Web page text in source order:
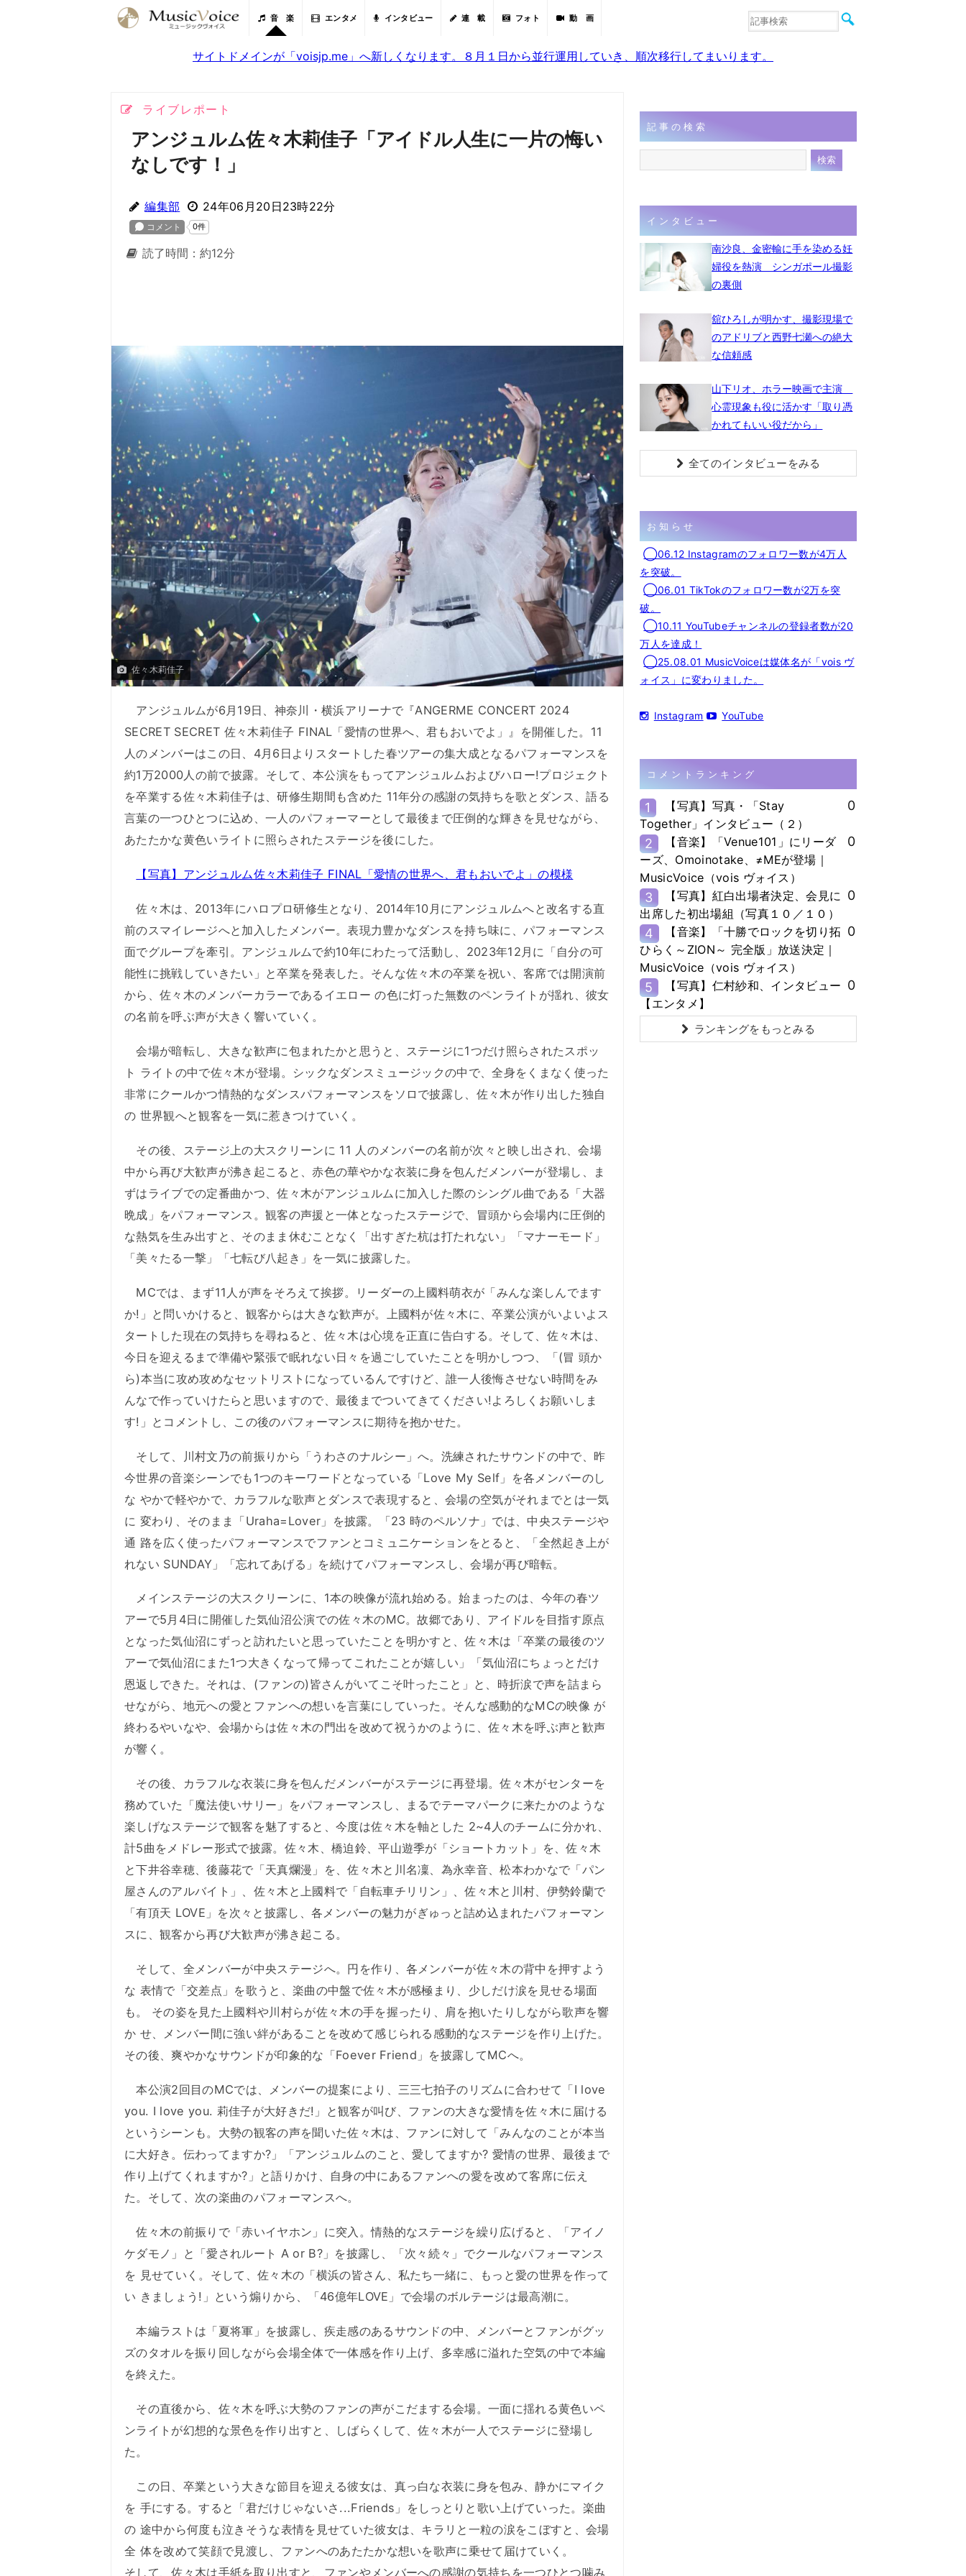
音 楽 エンタメ インタビュー 連 載 フォト 動 画
音楽
サイトドメインが「voisjp.me」へ新しくなります。８月１日から並行運用していき、順次移行してまいります。
ライブレポート
アンジュルム佐々木莉佳子「アイドル人生に一片の悔い
なしです！」
編集部 24年06月20日23時22分
読了時間：約12分
佐々木莉佳子
アンジュルムが6月19日、神奈川・横浜アリーナで『ANGERME CONCERT 2024
SECRET SECRET 佐々木莉佳子 FINAL「愛情の世界へ、君もおいでよ」』を開催した。11
人のメンバーはこの日、4月6日よりスタートした春ツアーの集大成となるパフォーマンスを
約1万2000人の前で披露。そして、本公演をもってアンジュルムおよびハロー!プロジェクト
を卒業する佐々木莉佳子は、研修生期間も含めた 11年分の感謝の気持ちを歌とダンス、語る
言葉の一つひとつに込め、一人のパフォーマーとして最後まで圧倒的な輝きを見せながら、
あたたかな黄色いライトに照らされたステージを後にした。
【写真】アンジュルム佐々木莉佳子 FINAL「愛情の世界へ、君もおいでよ」の模様
佐々木は、2013年にハロプロ研修生となり、2014年10月にアンジュルムへと改名する直
前のスマイレージへと加入したメンバー。表現力豊かなダンスを持ち味に、パフォーマンス
面でグループを牽引。アンジュルムで約10年にわたって活動し、2023年12月に「自分の可
能性に挑戦していきたい」と卒業を発表した。そんな佐々木の卒業を祝い、客席では開演前
から、佐々木のメンバーカラーであるイエロー の色に灯った無数のペンライトが揺れ、彼女
の名前を呼ぶ声が大きく響いていく。
会場が暗転し、大きな歓声に包まれたかと思うと、ステージに1つだけ照らされたスポッ
ト ライトの中で佐々木が登場。シックなダンスミュージックの中で、全身をくまなく使った
非常にクールかつ情熱的なダンスパフォーマンスをソロで披露し、佐々木が作り出した独自
の 世界観へと観客を一気に惹きつけていく。
その後、ステージ上の大スクリーンに 11 人のメンバーの名前が次々と映し出され、会場
中から再び大歓声が沸き起こると、赤色の華やかな衣装に身を包んだメンバーが登場し、ま
ずはライブでの定番曲かつ、佐々木がアンジュルムに加入した際のシングル曲である「大器
晩成」をパフォーマンス。観客の声援と一体となったステージで、冒頭から会場内に圧倒的
な熱気を生み出すと、そのまま休むことなく「出すぎた杭は打たれない」「マナーモード」
「美々たる一撃」「七転び八起き」を一気に披露した。
MCでは、まず11人が声をそろえて挨拶。リーダーの上國料萌衣が「みんな楽しんでます
か!」と問いかけると、観客からは大きな歓声が。上國料が佐々木に、卒業公演がいよいよス
タートした現在の気持ちを尋ねると、佐々木は心境を正直に告白する。そして、佐々木は、
今日を迎えるまで準備や緊張で眠れない日々を過ごしていたことを明かしつつ、「(冒 頭か
ら)本当に攻め攻めなセットリストになっているんですけど、誰一人後悔させない時間をみ
んなで作っていけたらと思いますので、最後までついてきてください!よろしくお願いしま
す!」とコメントし、この後のパフォーマンスに期待を抱かせた。
そして、川村文乃の前振りから「うわさのナルシー」へ。洗練されたサウンドの中で、昨
今世界の音楽シーンでも1つのキーワードとなっている「Love My Self」を各メンバーのし
な やかで軽やかで、カラフルな歌声とダンスで表現すると、会場の空気がそれまでとは一気
に 変わり、そのまま「Uraha=Lover」を披露。「23 時のペルソナ」では、中央ステージや
通 路を広く使ったパフォーマンスでファンとコミュニケーションをとると、「全然起き上が
れない SUNDAY」「忘れてあげる」を続けてパフォーマンスし、会場が再び暗転。
メインステージの大スクリーンに、1本の映像が流れ始める。始まったのは、今年の春ツ
アーで5月4日に開催した気仙沼公演での佐々木のMC。故郷であり、アイドルを目指す原点
となった気仙沼にずっと訪れたいと思っていたことを明かすと、佐々木は「卒業の最後のツ
アーで気仙沼にまた1つ大きくなって帰ってこれたことが嬉しい」「気仙沼にちょっとだけ
恩返しできた。それは、(ファンの)皆さんがいてこそ叶ったこと」と、時折涙で声を詰まら
せながら、地元への愛とファンへの想いを言葉にしていった。そんな感動的なMCの映像 が
終わるやいなや、会場からは佐々木の門出を改めて祝うかのように、佐々木を呼ぶ声と歓声
が響く。
その後、カラフルな衣装に身を包んだメンバーがステージに再登場。佐々木がセンターを
務めていた「魔法使いサリー」をパフォーマンスし、まるでテーマパークに来たかのような
楽しげなステージで観客を魅了すると、今度は佐々木を軸とした 2~4人のチームに分かれ、
計5曲をメドレー形式で披露。佐々木、橋迫鈴、平山遊季が「ショートカット」を、佐々木
と下井谷幸穂、後藤花で「天真爛漫」を、佐々木と川名凜、為永幸音、松本わかなで「パン
屋さんのアルバイト」、佐々木と上國料で「自転車チリリン」、佐々木と川村、伊勢鈴蘭で
「有頂天 LOVE」を次々と披露し、各メンバーの魅力がぎゅっと詰め込まれたパフォーマン
スに、観客から再び大歓声が沸き起こる。
そして、全メンバーが中央ステージへ。円を作り、各メンバーが佐々木の背中を押すよう
な 表情で「交差点」を歌うと、楽曲の中盤で佐々木が感極まり、少しだけ涙を見せる場面
も。 その姿を見た上國料や川村らが佐々木の手を握ったり、肩を抱いたりしながら歌声を響
か せ、メンバー間に強い絆があることを改めて感じられる感動的なステージを作り上げた。
その後、爽やかなサウンドが印象的な「Foever Friend」を披露してMCへ。
本公演2回目のMCでは、メンバーの提案により、三三七拍子のリズムに合わせて「I love
you. I love you. 莉佳子が大好きだ!」と観客が叫び、ファンの大きな愛情を佐々木に届ける
というシーンも。大勢の観客の声を聞いた佐々木は、ファンに対して「みんなのことが本当
に大好き。伝わってますか?」「アンジュルムのこと、愛してますか? 愛情の世界、最後まで
作り上げてくれますか?」と語りかけ、自身の中にあるファンへの愛を改めて客席に伝え
た。そして、次の楽曲のパフォーマンスへ。
佐々木の前振りで「赤いイヤホン」に突入。情熱的なステージを繰り広げると、「アイノ
ケダモノ」と「愛されルート A or B?」を披露し、「次々続々」でクールなパフォーマンス
を 見せていく。そして、佐々木の「横浜の皆さん、私たち一緒に、もっと愛の世界を作って
い きましょう!」という煽りから、「46億年LOVE」で会場のボルテージは最高潮に。
本編ラストは「夏将軍」を披露し、疾走感のあるサウンドの中、メンバーとファンがグッ
ズのタオルを振り回しながら会場全体で一体感を作り上げ、多幸感に溢れた空気の中で本編
を終えた。
その直後から、佐々木を呼ぶ大勢のファンの声がこだまする会場。一面に揺れる黄色いペ
ンライトが幻想的な景色を作り出すと、しばらくして、佐々木が一人でステージに登場し
た。
この日、卒業という大きな節目を迎える彼女は、真っ白な衣装に身を包み、静かにマイク
を 手にする。すると「君だけじゃないさ...Friends」をしっとりと歌い上げていった。楽曲
の 途中から何度も泣きそうな表情を見せていた彼女は、キラリと一粒の涙をこぼすと、会場
全 体を改めて笑顔で見渡し、ファンへのあたたかな想いを歌声に乗せて届けていく。
そして、佐々木は手紙を取り出すと、ファンやメンバーへの感謝の気持ちを一つひとつ噛み
記事の検索
インタビュー
南沙良、金密輸に手を染める妊
婦役を熱演 シンガポール撮影
の裏側
舘ひろしが明かす、撮影現場で
のアドリブと西野七瀬への絶大
な信頼感
山下リオ、ホラー映画で主演
心霊現象も役に活かす「取り憑
かれてもいい役だから」
全てのインタビューをみる
お知らせ
◯06.12 Instagramのフォロワー数が4万人
を突破。
◯06.01 TikTokのフォロワー数が2万を突
破。
◯10.11 YouTubeチャンネルの登録者数が20
万人を達成！
◯25.08.01 MusicVoiceは媒体名が「vois ヴ
ォイス」に変わりました。
Instagram YouTube
コメントランキング
1
【写真】写真・「Stay
Together」インタビュー（２）
0
2
【音楽】「Venue101」にリーダ
ーズ、Omoinotake、≠MEが登場｜
MusicVoice（vois ヴォイス）
0
3
【写真】紅白出場者決定、会見に
出席した初出場組（写真１０／１０）
0
4
【音楽】「十勝でロックを切り拓
ひらく～ZION～ 完全版」放送決定｜
MusicVoice（vois ヴォイス）
0
5
【写真】仁村紗和、インタビュー
【エンタメ】
0
ランキングをもっとみる